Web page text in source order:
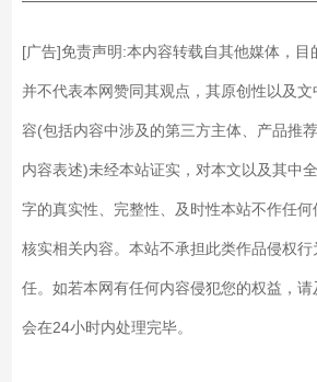
[广告]免责声明:本内容转载自其他媒体，目
并不代表本网赞同其观点，其原创性以及
容(包括内容中涉及的第三方主体、产品推
内容表述)未经本站证实，对本文以及其中
字的真实性、完整性、及时性本站不作任
核实相关内容。本站不承担此类作品侵权
任。如若本网有任何内容侵犯您的权益，
会在24小时内处理完毕。